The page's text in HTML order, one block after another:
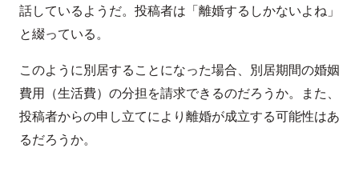
話しているようだ。投稿者は「離婚するしかないよね」
と綴っている。
このように別居することになった場合、別居期間の婚姻
費用（生活費）の分担を請求できるのだろうか。また、
投稿者からの申し立てにより離婚が成立する可能性はあ
るだろうか。